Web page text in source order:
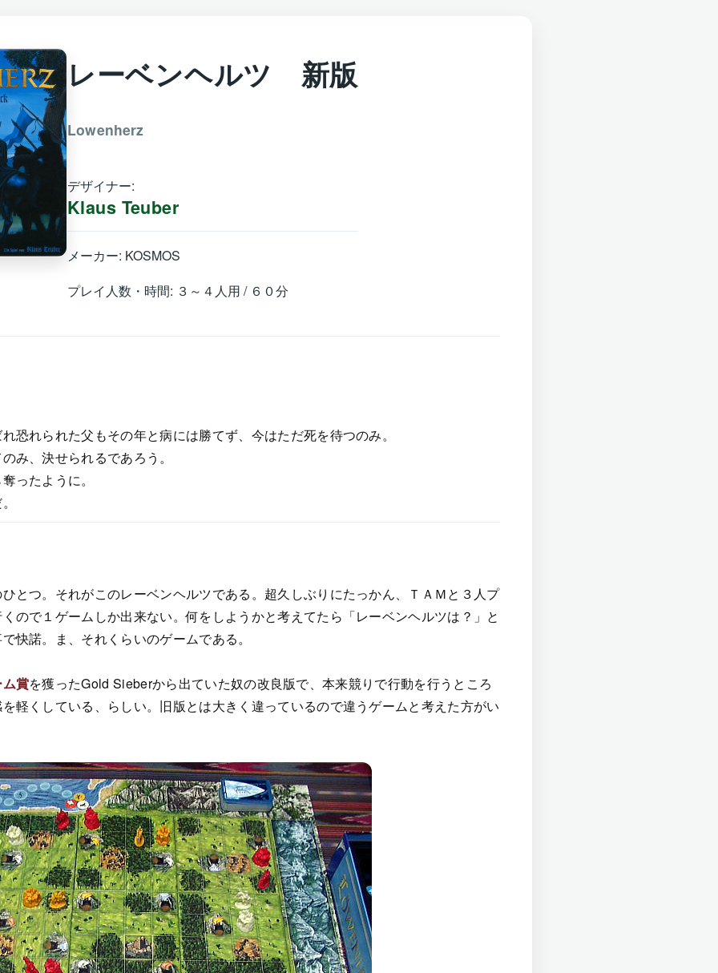
レーベンヘルツ 新版
Lowenherz
デザイナー:
Klaus Teuber
メーカー: KOSMOS
プレイ人数・時間: ３～４人用 / ６０分
恐れられた父もその年と病には勝てず、今はただ死を待つのみ。
み、決せられるであろう。
ったように。
とつ。それがこのレーベンヘルツである。超久しぶりにたっかん、ＴＡＭと３人プ
ので１ゲームしか出来ない。何をしようかと考えてたら「レーベンヘルツは？」と
快諾。ま、それくらいのゲームである。
賞を獲ったGold Sieberから出ていた奴の改良版で、本来競りで行動を行うところ
軽くしている、らしい。旧版とは大きく違っているので違うゲームと考えた方がい